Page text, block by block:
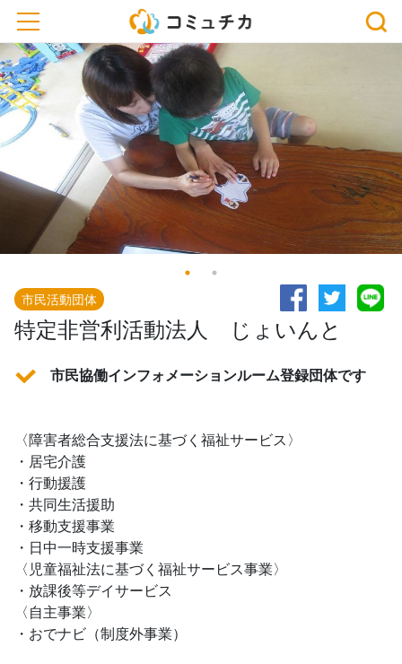
toggle navigation
市民活動団体
特定非営利活動法人 じょいんと
市民協働インフォメーションルーム登録団体です
〈障害者総合支援法に基づく福祉サービス〉
・居宅介護
・行動援護
・共同生活援助
・移動支援事業
・日中一時支援事業
〈児童福祉法に基づく福祉サービス事業〉
・放課後等デイサービス
〈自主事業〉
・おでナビ（制度外事業）